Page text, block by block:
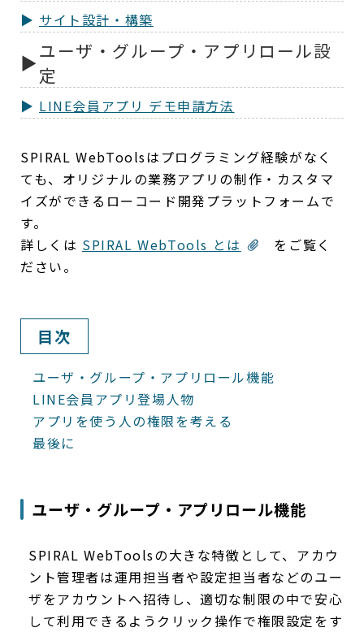
サイト設計・構築
ユーザ・グループ・アプリロール設
定
LINE会員アプリ デモ申請方法
SPIRAL WebToolsはプログラミング経験がなく
ても、オリジナルの業務アプリの制作・カスタマ
イズができるローコード開発プラットフォームで
す。
詳しくは SPIRAL WebTools とは
をご覧く
ださい。
目次
ユーザ・グループ・アプリロール機能
LINE会員アプリ登場人物
アプリを使う人の権限を考える
最後に
ユーザ・グループ・アプリロール機能
SPIRAL WebToolsの大きな特徴として、アカウ
ント管理者は運用担当者や設定担当者などのユー
ザをアカウントへ招待し、適切な制限の中で安心
して利用できるようクリック操作で権限設定をす